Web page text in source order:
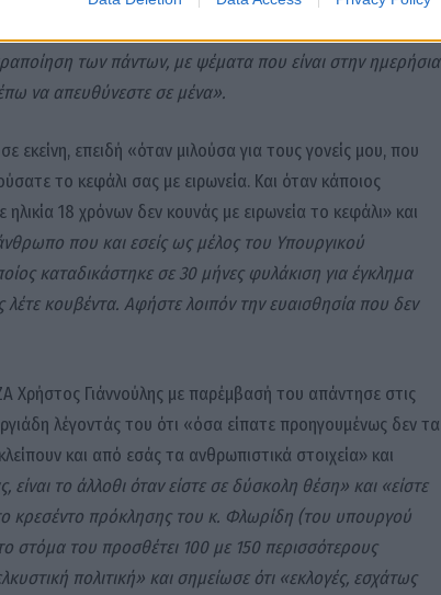
πρωί. Επειδή βγήκε στην δημοσιότητα το mail
των πάντων, με ψέματα που είναι στην ημερήσια
να απευθύνεστε σε μένα».
επειδή «όταν μιλούσα για τους γονείς μου, που
το κεφάλι σας με ειρωνεία. Και όταν κάποιος
18 χρόνων δεν κουνάς με ειρωνεία το κεφάλι» και
που και εσείς ως μέλος του Υπουργικού
καταδικάστηκε σε 30 μήνες φυλάκιση για έγκλημα
κουβέντα. Αφήστε λοιπόν την ευαισθησία που δεν
Χρήστος Γιάννούλης με παρέμβασή του απάντησε στις
λέγοντάς του ότι «όσα είπατε προηγουμένως δεν τα
και από εσάς τα ανθρωπιστικά στοιχεία» και
είναι το άλλοθι όταν είστε σε δύσκολη θέση» και «είστε
το κρεσέντο πρόκλησης του κ. Φλωρίδη (του υπουργού
στόμα του προσθέτει 100 με 150 περισσότερους
πολιτική» και σημείωσε ότι «εκλογές, εσχάτως